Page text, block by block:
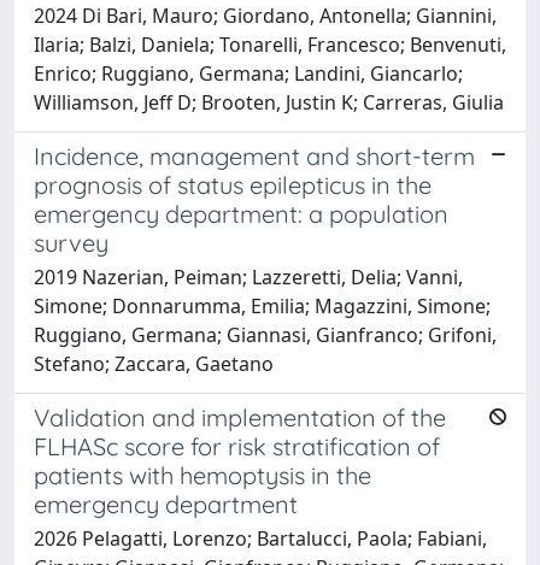
2024 Di Bari, Mauro; Giordano, Antonella; Giannini,
Ilaria; Balzi, Daniela; Tonarelli, Francesco; Benvenuti,
Enrico; Ruggiano, Germana; Landini, Giancarlo;
Williamson, Jeff D; Brooten, Justin K; Carreras, Giulia
Incidence, management and short-term
prognosis of status epilepticus in the
emergency department: a population
survey
2019 Nazerian, Peiman; Lazzeretti, Delia; Vanni,
Simone; Donnarumma, Emilia; Magazzini, Simone;
Ruggiano, Germana; Giannasi, Gianfranco; Grifoni,
Stefano; Zaccara, Gaetano
Validation and implementation of the
FLHASc score for risk stratification of
patients with hemoptysis in the
emergency department
2026 Pelagatti, Lorenzo; Bartalucci, Paola; Fabiani,